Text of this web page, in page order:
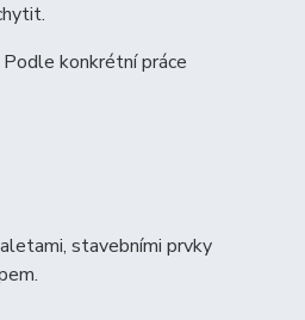
Podle konkrétní práce
stavebními prvky